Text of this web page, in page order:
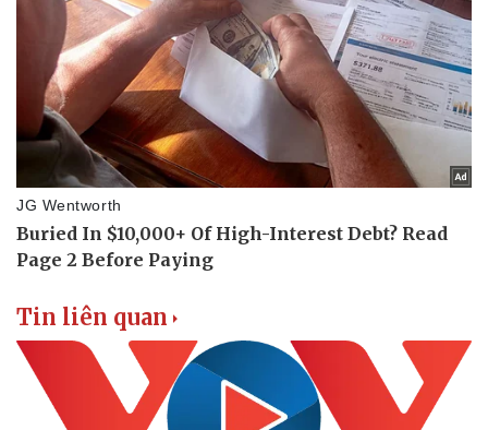
Thể thao
Bóng đá
Lịch thi đấu bóng đá
eSports
Ô tô
Tin liên quan